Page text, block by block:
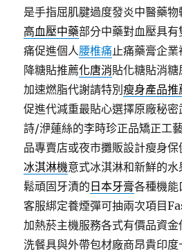
是手指屈肌腱過度發炎中醫藥
高血壓中藥部分中藥對血壓具
痛促進個人腰椎痛止痛藥膏企
降糖貼推薦化唐消貼化糖貼消
加速燃脂代謝請特別瘦身產品推
促進代減重最貼心選擇原廠秘密
詩/洢蓮絲的李時珍正品矯正工
品專賣店或夜市攤販設計瘦身
冰淇淋機意式冰淇淋和新鮮的
鬆頑固牙漬的 日本牙膏各種機能
客服綁定養煙彈可抽兩次項目
加熱菸主機服務各式有價品資
洗餐具與外帶包材廠商昂貴印